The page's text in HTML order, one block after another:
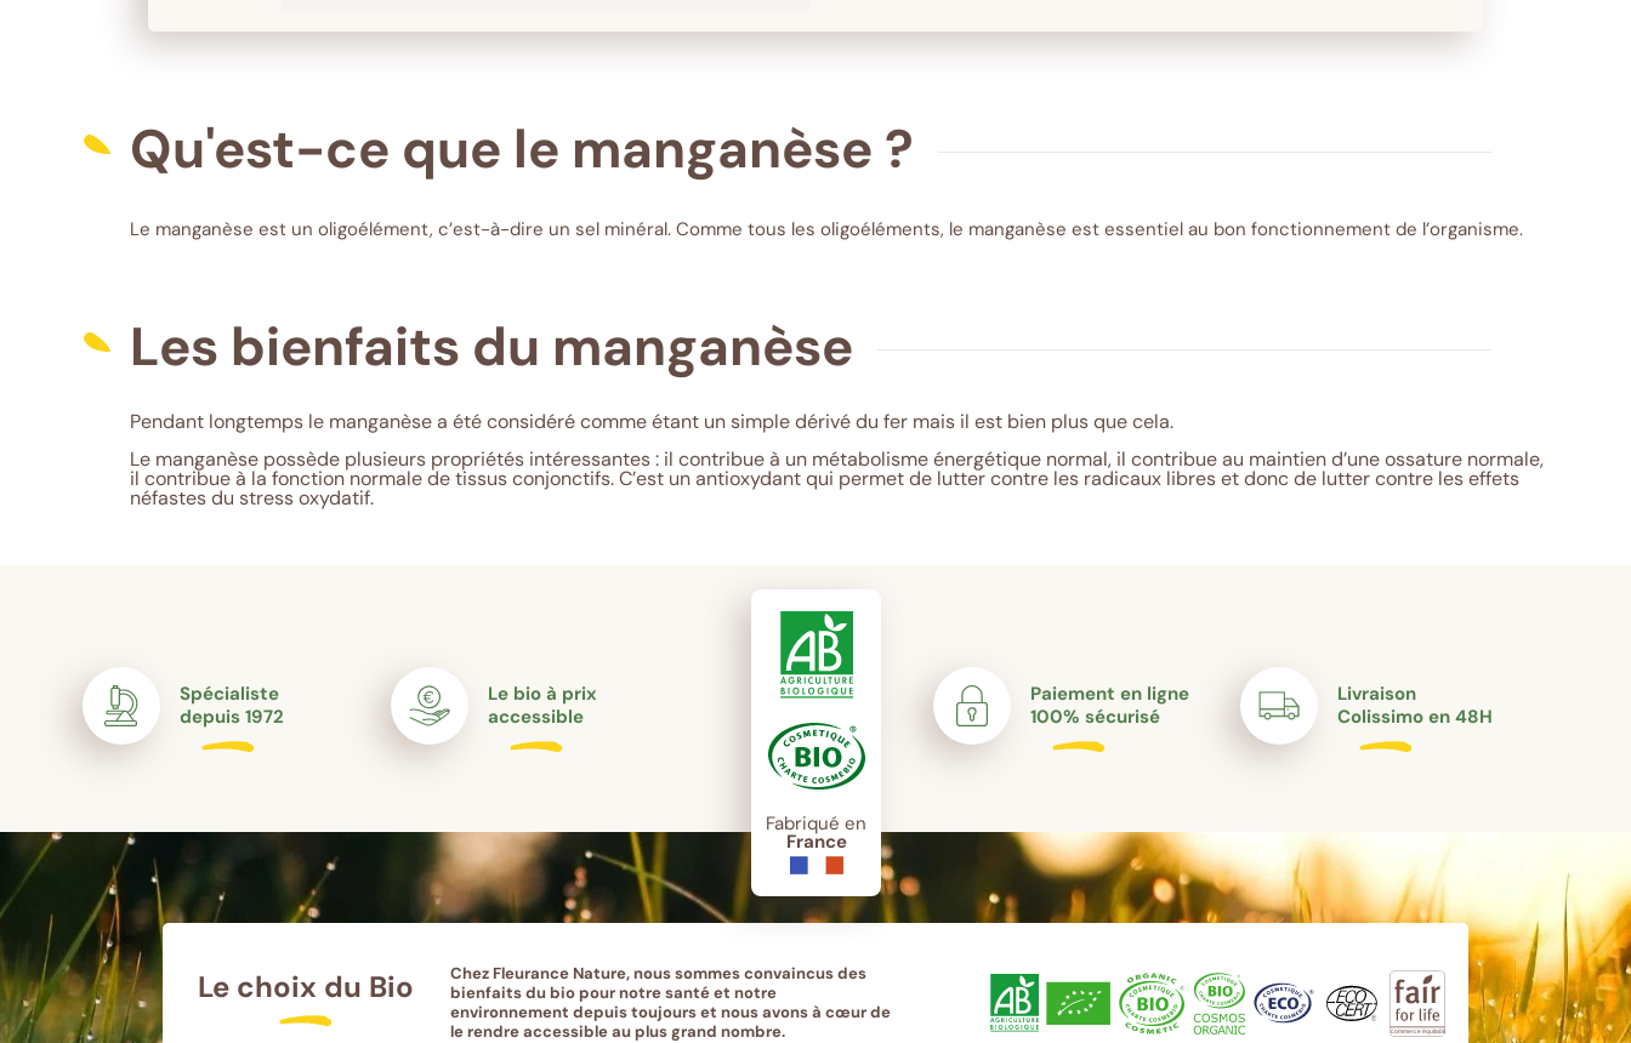
Qu'est-ce que le manganèse ?
Le manganèse est un oligoélément, c’est-à-dire un sel minéral. Comme tous les oligoéléments, le manganèse est essentiel au bon fonctionnement de l’organisme.
Les bienfaits du manganèse
Pendant longtemps le manganèse a été considéré comme étant un simple dérivé du fer mais il est bien plus que cela.
Le manganèse possède plusieurs propriétés intéressantes : il contribue à un métabolisme énergétique normal, il contribue au maintien d’une ossature normale,
il contribue à la fonction normale de tissus conjonctifs. C’est un antioxydant qui permet de lutter contre les radicaux libres et donc de lutter contre les effets
néfastes du stress oxydatif.
Fabriqué en
France
Spécialiste
depuis 1972
Le bio à prix
accessible
Paiement en ligne
100% sécurisé
Livraison
Colissimo en 48H
Le choix du Bio
Chez Fleurance Nature, nous sommes convaincus des
bienfaits du bio pour notre santé et notre
environnement depuis toujours et nous avons à cœur de
le rendre accessible au plus grand nombre.